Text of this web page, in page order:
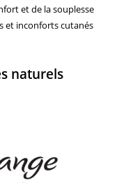
et de la souplesse
et inconforts cutanés
naturels